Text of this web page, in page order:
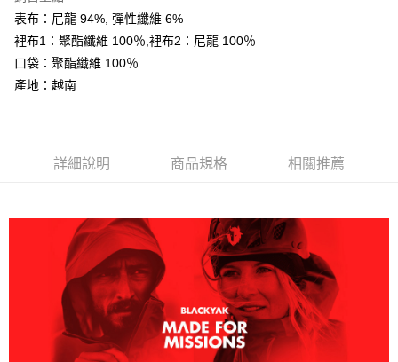
３．收到繳費通知簡訊後14天內，點擊此簡訊中的連結，可透過四大超商／
ATM／網路銀行／等多元方式進行付款，方視為交易完成。
※ 請注意：結帳手續完成當下不需立刻繳費，但若您需要取消訂單，請聯絡
購買商品的店家。未經商家同意取消之訂單仍視為有效，需透過AFTEE先享
後付繳納相關費用。
【注意事項】
２．關於個人資料處理事宜，請瀏覽以下網址：
https://aftee.tw/terms/#terms3
３．未成年的使用者請事先徵得法定代理人或監護人之同意方可使用
「AFTEE先享後付」，若未經同意申辦者引起之損失，本公司不負相關責
４．使用「AFTEE先享後付」時，將依據個別帳號之用戶狀況，依本公司即
時審查核予不同之上限額度；若仍有額度不足之情形，本公司將視審查結果
請求用戶進行身份認證。
５．嚴禁一人註冊多個帳號或使用他人資訊註冊。若發現惡意使用之情形，
萊爾富取貨付款
每筆NT$60，滿NT$799(含以上)免運費
7-11取貨付款
每筆NT$60，滿NT$799(含以上)免運費
每筆NT$70，滿NT$799(含以上)免運費
表布：尼龍 94%, 彈性纖維 6%
裡布1：聚酯纖維 100％,裡布2：尼龍 100％
口袋：聚酯纖維 100％
產地：越南
詳細說明 商品規格 相關推薦